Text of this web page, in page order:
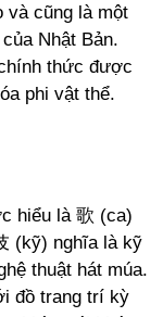
và cũng là một
Nhật Bản.
thức được
phi vật thể.
hiểu là 歌 (ca)
(kỹ) nghĩa là kỹ
thuật hát múa.
đồ trang trí kỳ